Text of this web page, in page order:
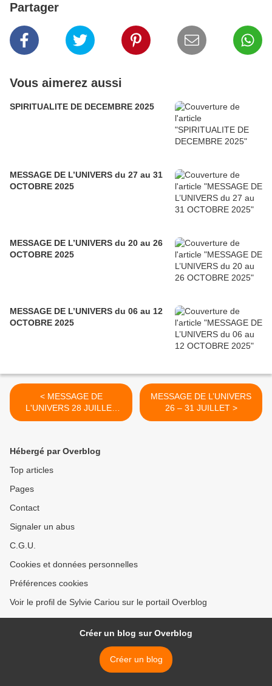
Partager
Vous aimerez aussi
SPIRITUALITE DE DECEMBRE 2025
MESSAGE DE L’UNIVERS du 27 au 31
OCTOBRE 2025
MESSAGE DE L’UNIVERS du 20 au 26
OCTOBRE 2025
MESSAGE DE L’UNIVERS du 06 au 12
OCTOBRE 2025
< MESSAGE DE
L'UNIVERS 28 JUILLET
2021 L'ELEPHANT NOUS
MESSAGE DE L’UNIVERS
26 – 31 JUILLET >
Hébergé par Overblog
Top articles
Pages
Contact
Signaler un abus
C.G.U.
Cookies et données personnelles
Préférences cookies
Voir le profil de Sylvie Cariou sur le portail Overblog
Créer un blog sur Overblog
Créer un blog